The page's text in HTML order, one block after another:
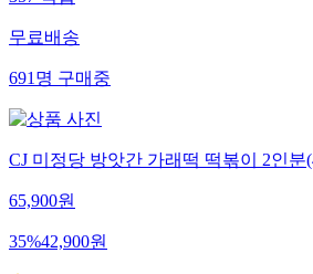
무료배송
691 명 구매중
CJ 미정당 방앗간 가래떡 떡볶이 2인분
65,900원
35%42,900원